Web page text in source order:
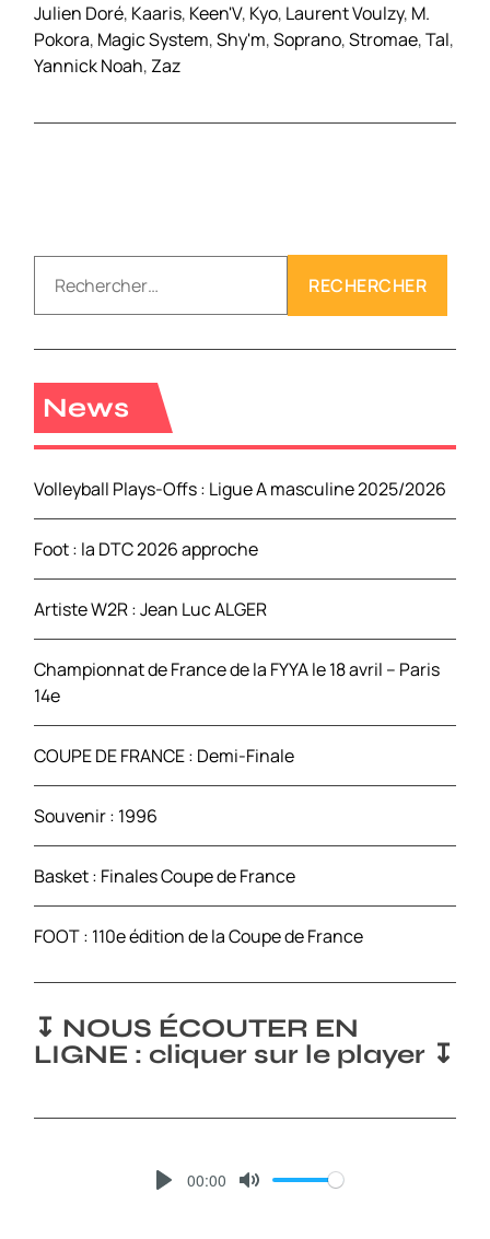
Julien Doré, Kaaris, Keen'V, Kyo, Laurent Voulzy, M.
Pokora, Magic System,Shy'm,Soprano,Stromae,Tal,
Yannick Noah, Zaz
c
h
h
e
:
News
Volleyball Plays-Offs : Ligue A masculine 2025/2026
Foot : la DTC 2026 approche
Artiste W2R : Jean Luc ALGER
Championnat de France de la FYYA le 18 avril – Paris
14e
COUPE DE FRANCE : Demi-Finale
Souvenir : 1996
Basket : Finales Coupe de France
FOOT : 110e édition de la Coupe de France
↧ NOUS ÉCOUTER EN
LIGNE : cliquer sur le player ↧
00:00